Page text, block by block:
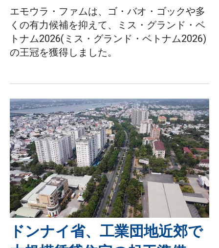
エモウラ・ファムは、ゴ・バオ・ゴックや多
くの有力候補を抑えて、ミス・グランド・ベ
トナム2026(ミス・グランド・ベトナム2026)
の王冠を獲得しました。
ドンナイ省、工業団地近郊で